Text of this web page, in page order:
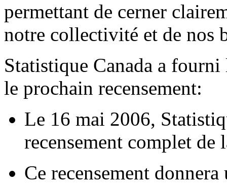
permettant de cerner
notre collectivité et de nos
Statistique Canada a
le prochain recensement:
Le 16 mai 2006,
recensement complet de
Ce recensement